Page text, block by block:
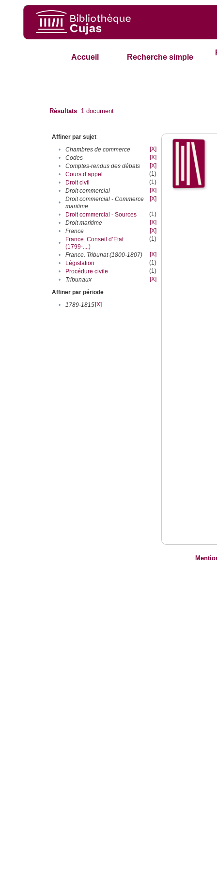
Accueil Recherche simple
Résultats 1 document
Affiner par sujet
•
Chambres de commerce
[X]
•
Codes
[X]
•
Comptes-rendus des débats
[X]
•
Cours d’appel
(1)
•
Droit civil
(1)
•
Droit commercial
[X]
•
Droit commercial - Commerce
maritime
[X]
• Droit commercial - Sources
(1)
•
Droit maritime
[X]
•
France
[X]
•
France. Conseil d’Etat
(1799-....)
(1)
• France. Tribunat (1800-1807)
[X]
•
Législation
(1)
•
Procédure civile
(1)
•
Tribunaux
[X]
Affiner par période
•
1789-1815[X]